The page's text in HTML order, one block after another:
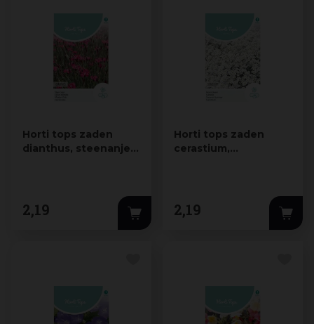
Horti tops zaden
dianthus, steenanjer
2,19
Horti tops zaden
cerastium,
2,19